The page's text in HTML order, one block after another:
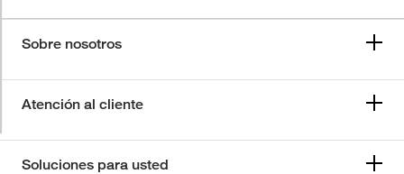
Sobre nosotros
Atención al cliente
Soluciones para usted